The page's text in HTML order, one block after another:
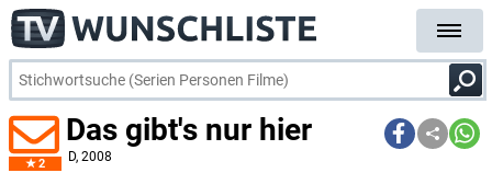
2
Das gibt's nur hier
D, 2008
kostenl